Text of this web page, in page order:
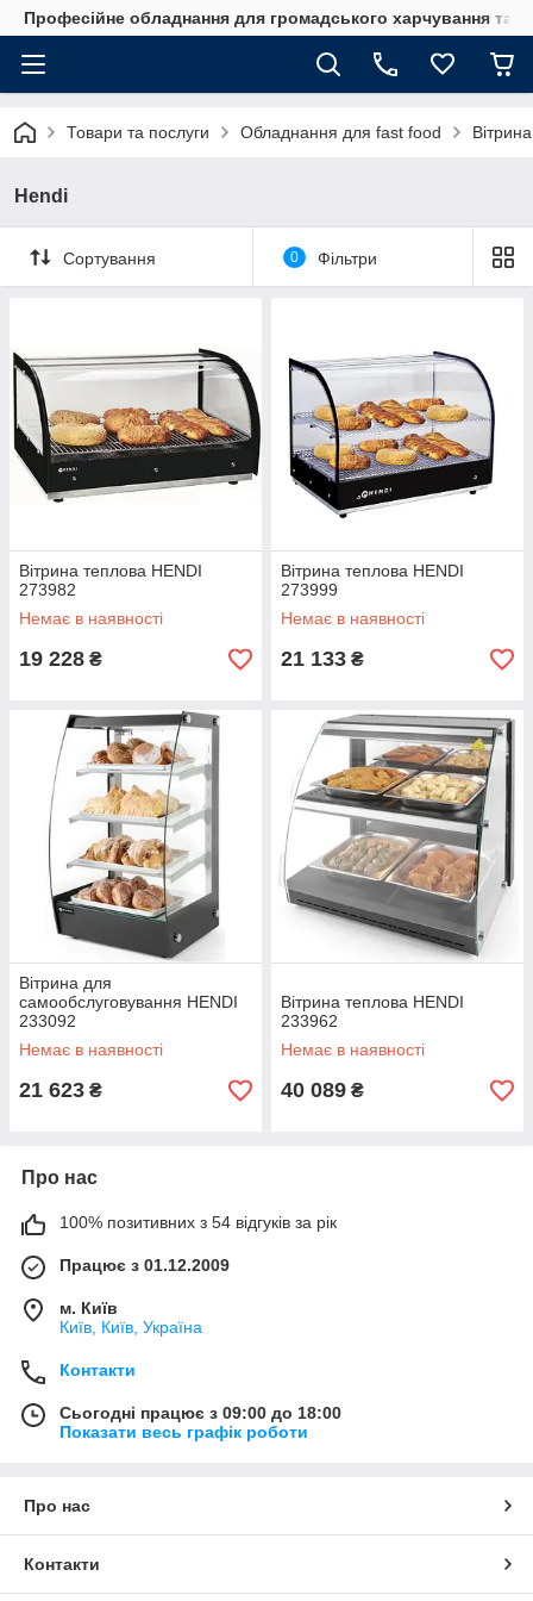
Професійне обладнання для громадського харчування та
Товари та послуги Обладнання для fast food
Hendi
Сортування 0 Фільтри
Вітрина теплова HENDI
273982
Немає в наявності
19 228 ₴
Вітрина теплова HENDI
273999
Немає в наявності
21 133 ₴
Вітрина для
самообслуговування HENDI
233092
Немає в наявності
21 623 ₴
Вітрина теплова HENDI
233962
Немає в наявності
40 089 ₴
Про нас
100% позитивних з 54 відгуків за рік
Працює з 01.12.2009
м. Київ
Київ, Київ, Україна
Контакти
Сьогодні працює з 09:00 до 18:00
Показати весь графік роботи
Про нас
Контакти